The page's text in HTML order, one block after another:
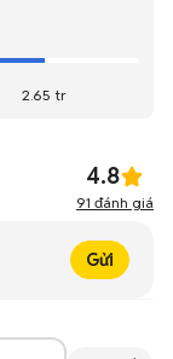
2.65 tr
4.8
91 đánh giá
Gửi